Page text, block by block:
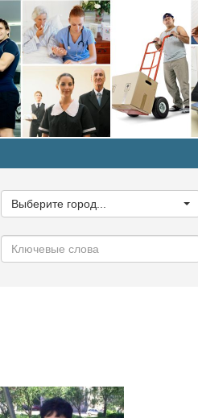
город...
Выберите город...
Ключевые
слова